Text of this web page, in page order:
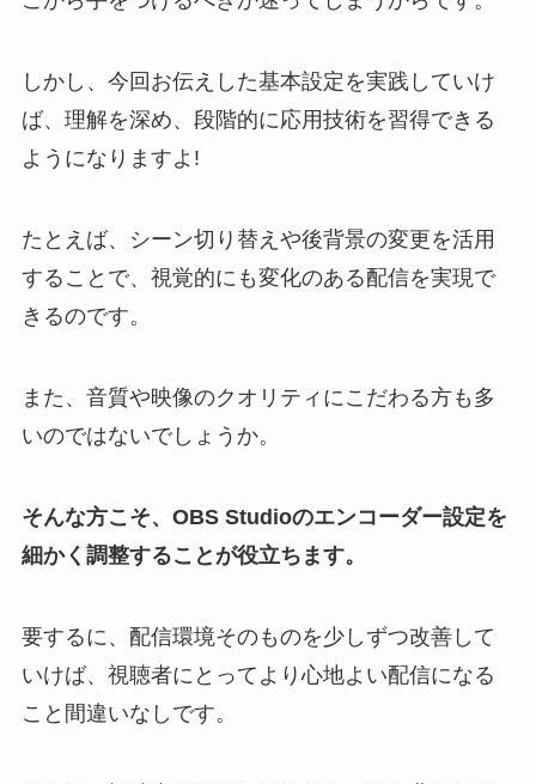
しかし、今回お伝えした基本設定を実践していけ
ば、理解を深め、段階的に応用技術を習得できる
ようになりますよ!
たとえば、シーン切り替えや後背景の変更を活用
することで、視覚的にも変化のある配信を実現で
きるのです。
また、音質や映像のクオリティにこだわる方も多
いのではないでしょうか。
そんな方こそ、OBS Studioのエンコーダー設定を
細かく調整することが役立ちます。
要するに、配信環境そのものを少しずつ改善して
いけば、視聴者にとってより心地よい配信になる
こと間違いなしです。